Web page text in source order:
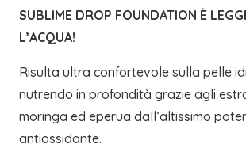
SUBLIME DROP FOUNDATION È
L’ACQUA!
Risulta ultra confortevole sulla pelle
nutrendo in profondità grazie agli
moringa ed eperua dall’altissimo
antiossidante.